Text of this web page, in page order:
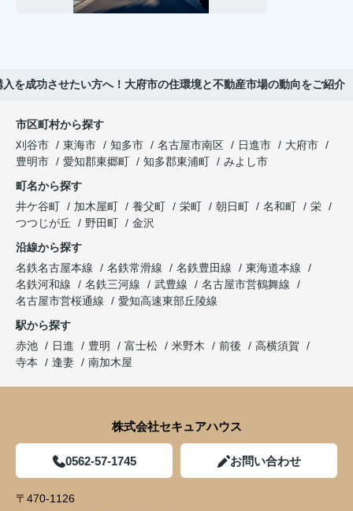
を成功させたい方へ！大府市の住環境と不動産市場の動向をご紹介
市区町村から探す
刈谷市
東海市 知多市 名古屋市南区 日進市
大府市
豊明市
愛知郡東郷町 知多郡東浦町
みよし市
町名から探す
井ケ谷町
加木屋町 養父町 栄町 朝日町 名和町
栄
つつじが丘
野田町
金沢
沿線から探す
名鉄名古屋本線
名鉄常滑線 名鉄豊田線
東海道本線
名鉄河和線
名鉄三河線 武豊線
名古屋市営鶴舞線
名古屋市営桜通線
愛知高速東部丘陵線
駅から探す
赤池
日進 豊明 富士松 米野木 前後
高横須賀
寺本
逢妻 南加木屋
株式会社セキュアハウス
0562-57-1745 お問い合わせ
〒470-1126